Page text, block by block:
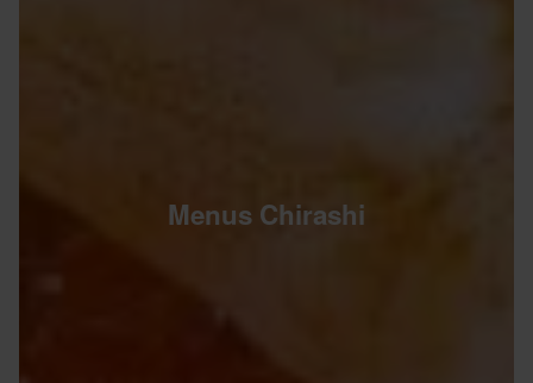
Menus Chirashi